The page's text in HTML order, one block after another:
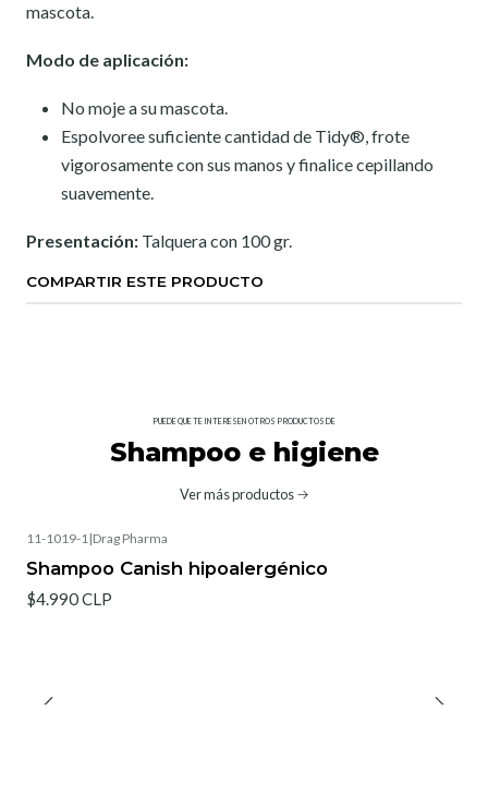
mascota.
Modo de aplicación:
No moje a su mascota.
Espolvoree suficiente cantidad de Tidy®, frote
vigorosamente con sus manos y finalice cepillando
suavemente.
Presentación: Talquera con 100 gr.
COMPARTIR ESTE PRODUCTO
PUEDE QUE TE INTERESEN OTROS PRODUCTOS DE
Shampoo e higiene
Ver más productos
11-1019-1|Drag Pharma
Shampoo Canish hipoalergénico
$4.990 CLP